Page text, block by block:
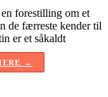
forestilling om et
de færreste kender til
er et såkaldt
→